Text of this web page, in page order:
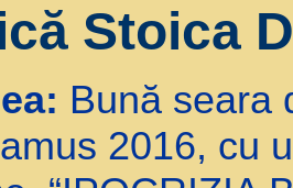
Stoica
Bună seara
2016, cu